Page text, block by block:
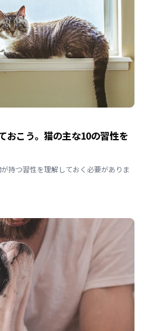
おこう。猫の主な10の習性を
持つ習性を理解しておく必要がありま